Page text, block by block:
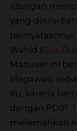
(dengan
yang dinilai
Wahid (Gus Dur
Manuver ini
Megawati,
itu, karena
dengan PDIP.
melemahkan